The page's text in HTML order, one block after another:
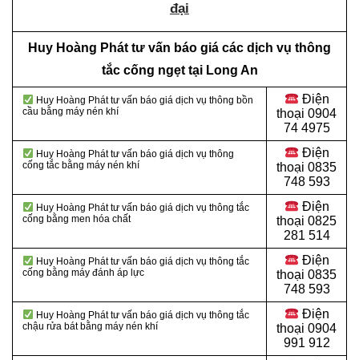
đại
Huy Hoàng Phát tư vấn báo giá các dịch vụ thông
tắc cống ngẹt tại Long An
Huy Hoàng Phát tư vấn báo giá dịch vụ thông bồn
cầu bằng máy nén khí
Điện
thoại 0904
74 4975
Huy Hoàng Phát tư vấn báo giá dịch vụ thông
cống tắc bằng máy nén khí
Điện
thoại 0835
748 593
Huy Hoàng Phát tư vấn báo giá dịch vụ thông tắc
cống bằng men hóa chất
Điện
thoại 0825
281 514
Huy Hoàng Phát tư vấn báo giá dịch vụ thông tắc
cống bằng máy đánh áp lực
Điện
thoại 0835
748 593
Huy Hoàng Phát tư vấn báo giá dịch vụ thông tắc
chậu rửa bát bằng máy nén khí
Điện
thoại 0904
991 912